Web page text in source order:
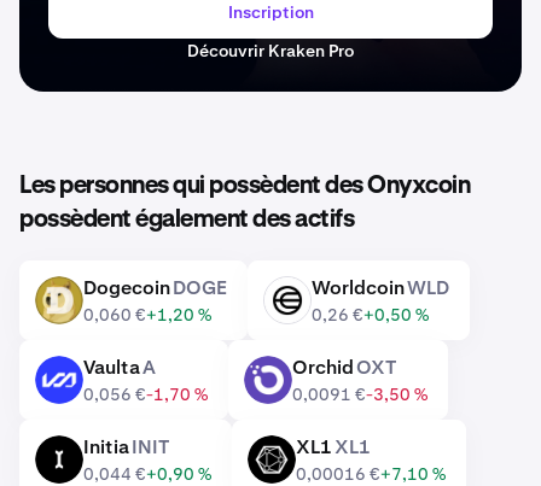
Inscription
Découvrir Kraken Pro
Les personnes qui possèdent des Onyxcoin
possèdent également des actifs
DOGE DogecoinDOGE
0,060 €+1,20 %
WLD WorldcoinWLD
0,26 €+0,50 %
A VaultaA
0,056 €-1,70 %
OXT OrchidOXT
0,0091 €-3,50 %
InitiaINIT
0,044 €+0,90 %
XL1 XL1XL1
0,00016 €+7,10 %